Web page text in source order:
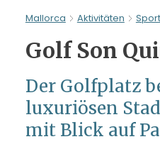
Mallorca Aktivitäten Sport
Golf Son
Der Golfplatz
luxuriösen
mit Blick auf